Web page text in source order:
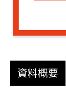
資料概要